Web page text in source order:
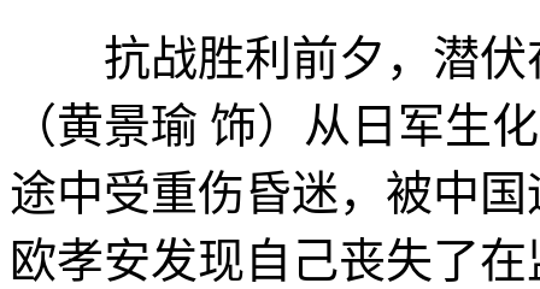
抗战胜利前夕，潜伏
（黄景瑜 饰）从日军生
途中受重伤昏迷，被中
欧孝安发现自己丧失了